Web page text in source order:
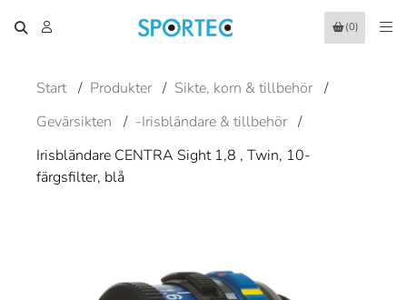
(0)
Start / Produkter / Sikte, korn & tillbehör /
Gevärsikten
/ -Irisbländare & tillbehör /
Irisbländare CENTRA Sight 1,8 , Twin, 10-
färgsfilter, blå